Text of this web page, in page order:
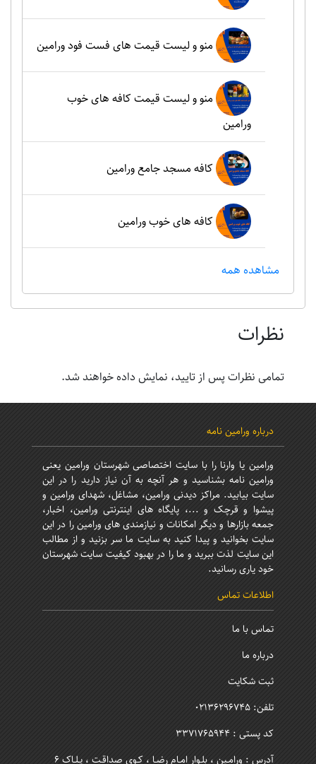
منو و لیست قیمت های فست فود ورامین
منو و لیست قیمت کافه های خوب
ورامین
کافه مسجد جامع ورامین
کافه های خوب ورامین
مشاهده همه
نظرات
تمامی نظرات پس از تایید، نمایش داده خواهند شد.
درباره ورامین نامه
ورامین یا وارنا را با سایت اختصاصی شهرستان ورامین یعنی
ورامین نامه بشناسید و هر آنچه به آن نیاز دارید را در این
سایت بیابید. مراکز دیدنی ورامین، مشاغل، شهدای ورامین و
پیشوا و قرچک و ...، پایگاه های اینترنتی ورامین، اخبار،
جمعه بازارها و دیگر امکانات و نیازمندی های ورامین را در این
سایت بخوانید و پیدا کنید به سایت ما سر بزنید و از مطالب
این سایت لذت ببرید و ما را در بهبود کیفیت سایت شهرستان
خود یاری رسانید.
اطلاعات تماس
تماس با ما
درباره ما
ثبت شکایت
تلفن: 02136296745
کد پستی : 3371765944
آدرس : ورامـین ، بلـوار امـام رضـا ، کـوی صداقـت ، پـلـاک 6